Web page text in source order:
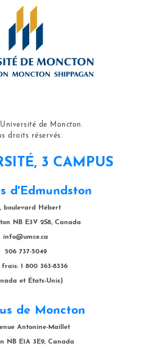
de Moncton.
droits réservés.
3 CAMPUS
d'Edmundston
boulevard Hébert
NB E3V 2S8, Canada
info@umce.ca
506 737-5049
frais: 1 800 363-8336
et États-Unis)
de Moncton
Antonine-Maillet
NB E1A 3E9, Canada